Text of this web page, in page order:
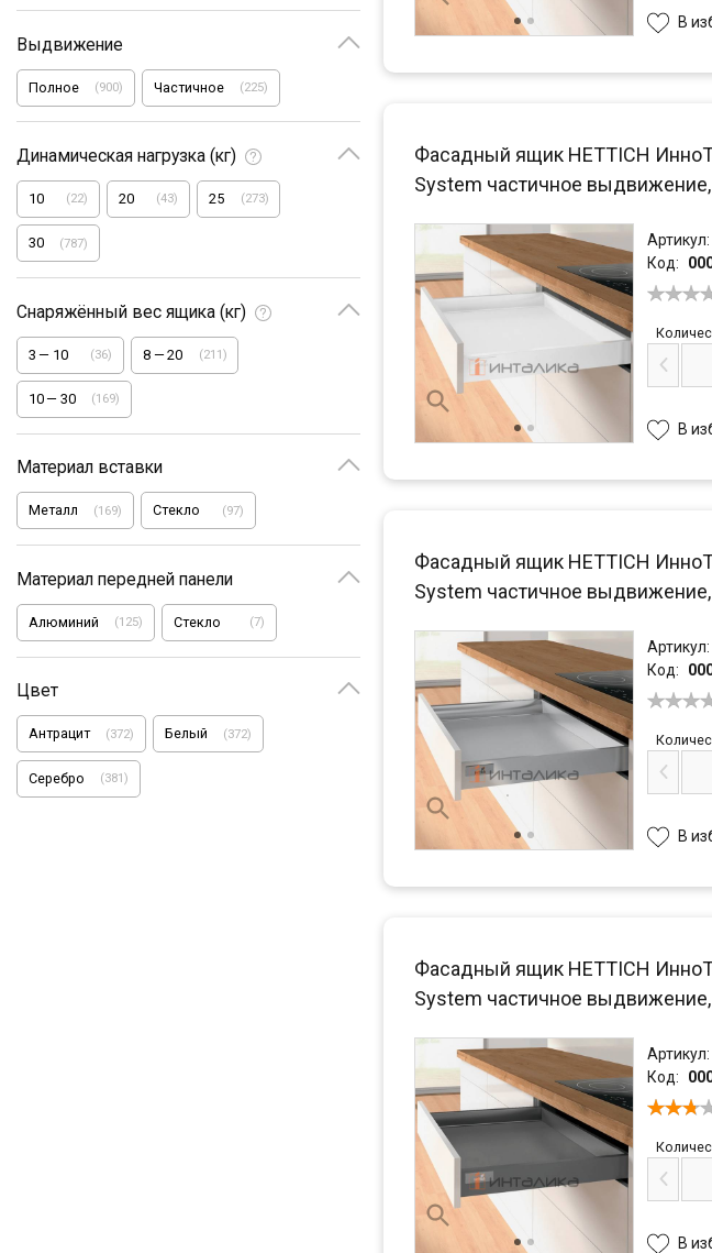
Выдвижение
Полное (900) Частичное (225)
Динамическая нагрузка (кг)
10 (22) 20 (43) 25 (273)
30 (787)
Снаряжённый вес ящика (кг)
3 — 10 (36) 8 — 20 (211)
10— 30 (169)
Материал вставки
Металл (169) Стекло (97)
Материал передней панели
Алюминий (125) Стекло (7)
Цвет
Антрацит (372) Белый (372)
Серебро (381)
В
Фасадный ящик HETTICH
System частичное
Артикул:
Код:
В
Фасадный ящик HETTICH
System частичное
Артикул:
Код:
В
Фасадный ящик HETTICH
System частичное выдвижение,
Артикул:
Код:
В